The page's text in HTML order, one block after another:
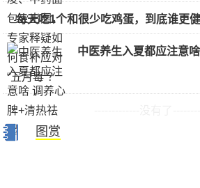
每天吃1个和很少吃鸡蛋，到底谁更
中医养生入夏都应注意
图赏